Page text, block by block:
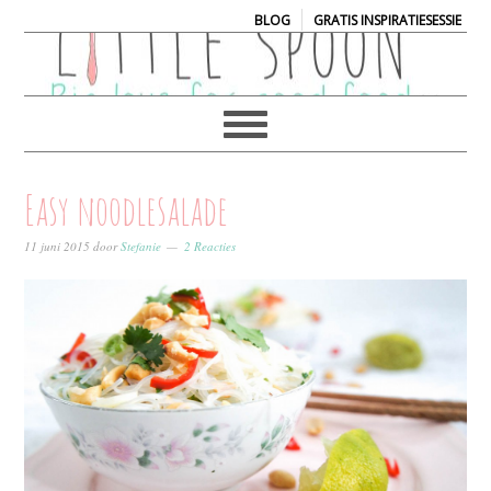
BLOG| GRATIS INSPIRATIESESSIE
Easy noodlesalade
11 juni 2015 doorStefanie 2 Reacties